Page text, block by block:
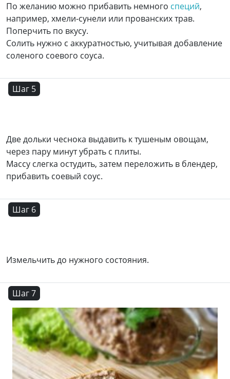
По желанию можно прибавить немного специй,
например, хмели-сунели или прованских трав.
Поперчить по вкусу.
Солить нужно с аккуратностью, учитывая добавление
соленого соевого соуса.
Шаг 5
Две дольки чеснока выдавить к тушеным овощам,
через пару минут убрать с плиты.
Массу слегка остудить, затем переложить в блендер,
прибавить соевый соус.
Шаг 6
Измельчить до нужного состояния.
Шаг 7